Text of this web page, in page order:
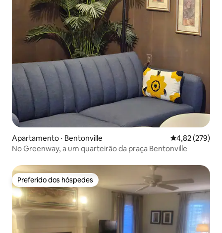
Apartamento ⋅ Bentonville 4,82 de uma
4,82 (279)
No Greenway, a um quarteirão da praça Bentonville
Preferido dos hóspedes
Preferido dos hóspedes